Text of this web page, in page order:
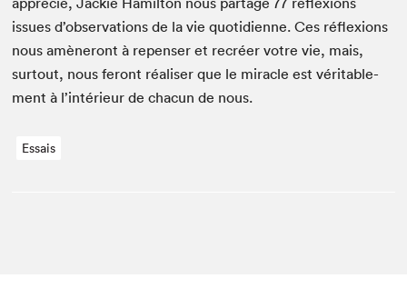
issues d’observations de la vie quo­ti­di­enne. Ces réflex­ions
nous amèneront à repenser et recréer votre vie, mais,
surtout, nous fer­ont réalis­er que le mir­a­cle est véri­ta­ble­
ment à l’intérieur de cha­cun de nous.
Essais